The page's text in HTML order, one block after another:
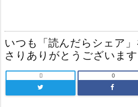
いつも「読んだらシェア
さりありがとうございます
 0